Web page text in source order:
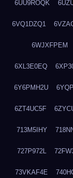
6UU9ROQK
6VQ1DZQ1
6WJXFPEM
6XL3E0EQ
6Y6PMH2U
6ZT4UC5F
713M5IHY
727P972L
73VKAF4E